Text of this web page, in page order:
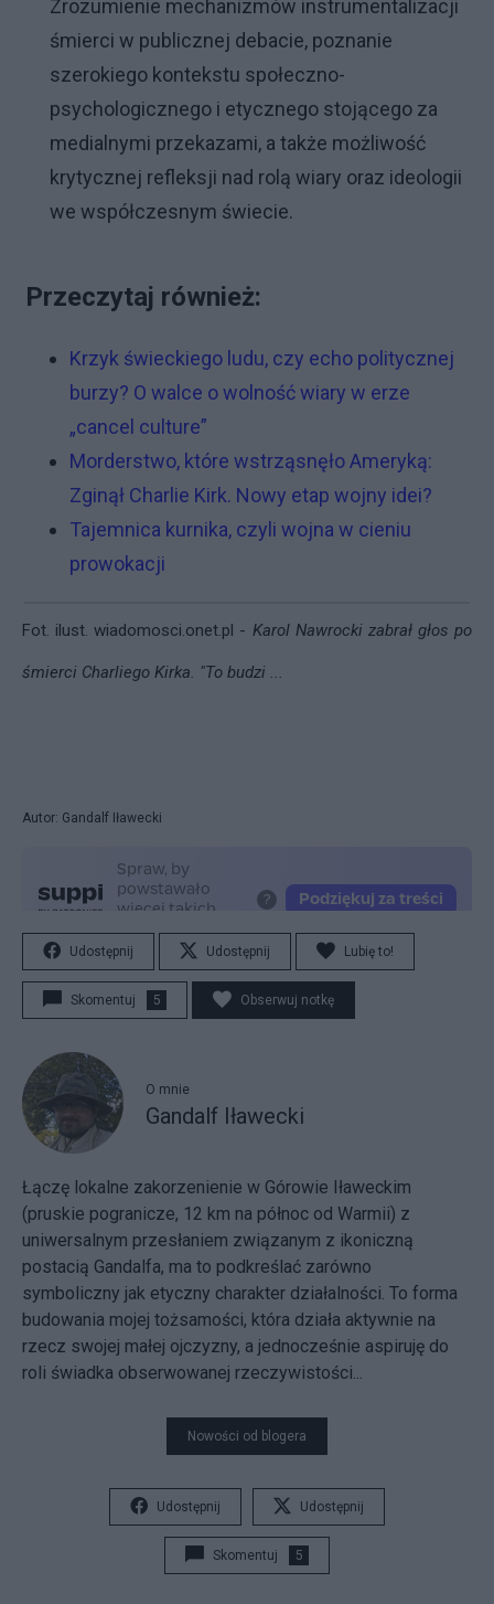
Zrozumienie mechanizmów instrumentalizacji
śmierci w publicznej debacie, poznanie
szerokiego kontekstu społeczno-
psychologicznego i etycznego stojącego za
medialnymi przekazami, a także możliwość
krytycznej refleksji nad rolą wiary oraz ideologii
we współczesnym świecie.
Przeczytaj również:
Krzyk świeckiego ludu, czy echo politycznej
burzy? O walce o wolność wiary w erze
„cancel culture”
Morderstwo, które wstrząsnęło Ameryką:
Zginął Charlie Kirk. Nowy etap wojny idei?
Tajemnica kurnika, czyli wojna w cieniu
prowokacji
Fot. ilust.wiadomosci.onet.pl - Karol Nawrocki zabrał głos po
śmierci Charliego Kirka. "To budzi ...
Autor: Gandalf Iławecki
Udostępnij Udostępnij Lubię to!
Skomentuj 5 Obserwuj notkę
O mnie
Gandalf Iławecki
Łączę lokalne zakorzenienie w Górowie Iławeckim
(pruskie pogranicze, 12 km na północ od Warmii) z
uniwersalnym przesłaniem związanym z ikoniczną
postacią Gandalfa, ma to podkreślać zarówno
symboliczny jak etyczny charakter działalności. To forma
budowania mojej tożsamości, która działa aktywnie na
rzecz swojej małej ojczyzny, a jednocześnie aspiruję do
roli świadka obserwowanej rzeczywistości...
Nowości od blogera
Udostępnij Udostępnij
Skomentuj 5